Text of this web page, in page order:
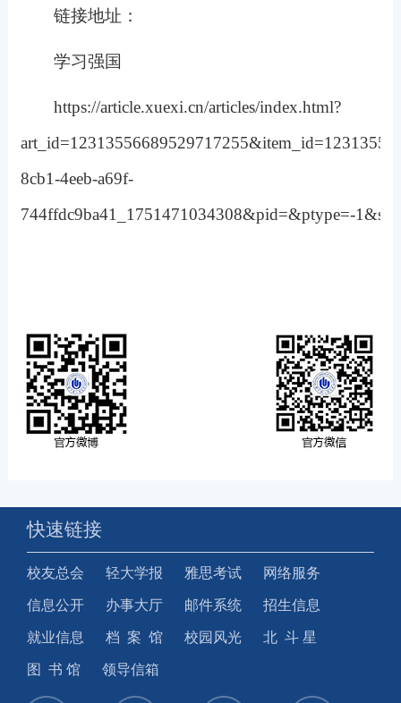
链接地址：
学习强国
https://article.xuexi.cn/articles/index.html?
8cb1-4eeb-a69f-
744ffdc9ba41_1751471034308&pid=&ptype=-
快速链接
校友总会 轻大学报 雅思考试 网络服务
信息公开 办事大厅 邮件系统 招生信息
就业信息 档 案 馆 校园风光 北 斗 星
图 书 馆 领导信箱